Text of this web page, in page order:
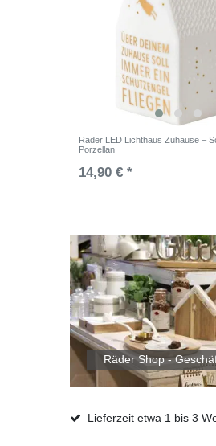
Räder LED Lichthaus Zuhause –
Porzellan
14,90 € *
Räder Shop -
Lieferzeit etwa 1 bis 3